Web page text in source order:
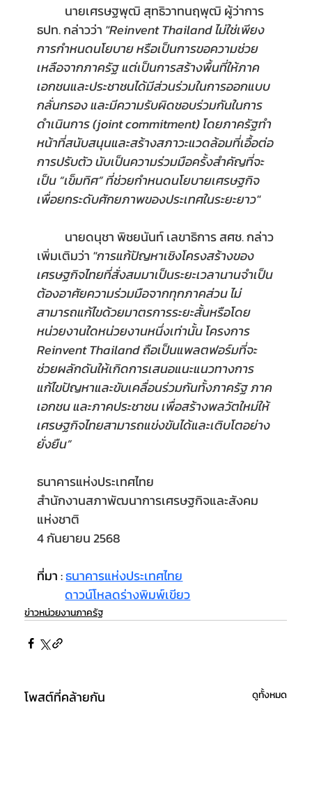
นายเศรษฐพุฒิ สุทธิวาทนฤพุฒิ ผู้ว่าการ
ธปท. กล่าวว่า "Reinvent Thailand ไม่ใช่เพียง
การกำหนดนโยบาย หรือเป็นการขอความช่วย
เหลือจากภาครัฐ แต่เป็นการสร้างพื้นที่ให้ภาค
เอกชนและประชาชนได้มีส่วนร่วมในการออกแบบ
กลั่นกรอง และมีความรับผิดชอบร่วมกันในการ
ดำเนินการ (joint commitment) โดยภาครัฐทำ
หน้าที่สนับสนุนและสร้างสภาวะแวดล้อมที่เอื้อต่อ
การปรับตัว นับเป็นความร่วมมือครั้งสำคัญที่จะ
เป็น “เข็มทิศ” ที่ช่วยกำหนดนโยบายเศรษฐกิจ
เพื่อยกระดับศักยภาพของประเทศในระยะยาว"
นายดนุชา พิชยนันท์ เลขาธิการ สศช. กล่าว
เพิ่มเติมว่า "การแก้ปัญหาเชิงโครงสร้างของ
เศรษฐกิจไทยที่สั่งสมมาเป็นระยะเวลานานจำเป็น
ต้องอาศัยความร่วมมือจากทุกภาคส่วน ไม่
สามารถแก้ไขด้วยมาตรการระยะสั้นหรือโดย
หน่วยงานใดหน่วยงานหนึ่งเท่านั้น โครงการ
Reinvent Thailand ถือเป็นแพลตฟอร์มที่จะ
ช่วยผลักดันให้เกิดการเสนอแนะแนวทางการ
แก้ไขปัญหาและขับเคลื่อนร่วมกันทั้งภาครัฐ ภาค
เอกชน และภาคประชาชน เพื่อสร้างพลวัตใหม่ให้
เศรษฐกิจไทยสามารถแข่งขันได้และเติบโตอย่าง
ยั่งยืน”
ธนาคารแห่งประเทศไทย
สำนักงานสภาพัฒนาการเศรษฐกิจและสังคม
แห่งชาติ
4 กันยายน 2568
ที่มา : ธนาคารแห่งประเทศไทย
ดาวน์โหลดร่างพิมพ์เขียว
ข่าวหน่วยงานภาครัฐ
โพสต์ที่คล้ายกัน ดูทั้งหมด